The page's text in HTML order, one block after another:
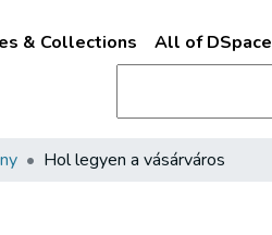
& Collections All of DSpace
Hol legyen a vásárváros